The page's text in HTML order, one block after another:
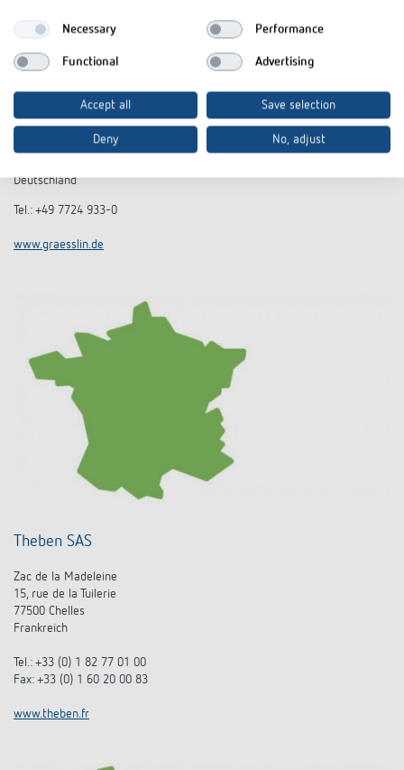
Grässlin Zeitschalttechnik GmbH
Leopoldstraße 1
Deutschland
Tel.: +49 7724 933-0
www.graesslin.de
Theben SAS
Zac de la Madeleine
15, rue de la Tuilerie
77500 Chelles
Frankreich
Tel.: +33 (0) 1 82 77 01 00
Fax: +33 (0) 1 60 20 00 83
www.theben.fr
Necessary Performance
Functional Advertising
Accept all Save selection
Deny No, adjust